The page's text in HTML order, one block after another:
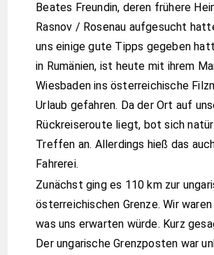
Beates Freundin, deren frühere
Rasnov / Rosenau aufgesucht
uns einige gute Tipps gegeben
in Rumänien, ist heute mit ihrem
Wiesbaden ins österreichische
Urlaub gefahren. Da der Ort auf
Rückreiseroute liegt, bot sich
Treffen an. Allerdings hieß das
Fahrerei.
Zunächst ging es 110 km zur
österreichischen Grenze. Wir
was uns erwarten würde. Kurz
Der ungarische Grenzposten war